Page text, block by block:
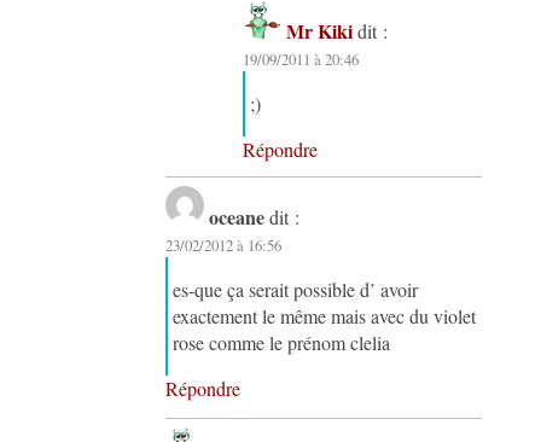
Mr Kiki dit :
19/09/2011 à 20:46
;)
Répondre
oceane dit :
23/02/2012 à 16:56
es-que ça serait possible d’ avoir
exactement le même mais avec du violet
rose comme le prénom clelia
Répondre